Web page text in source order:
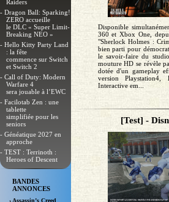
Raiders
- Dragon Ball: Sparking!
ZERO accueille
le DLC « Super Limit-
Breaking NEO »
- Hello Kitty Party Land
: la fête
commence sur Switch
et Switch 2
- Call of Duty: Modern
Warfare 4
sera jouable à l’EWC
- Facilotab Zen : une
tablette
simplifiée pour les
seniors
- Généatique 2027 en
approche
- TEST : Terrinoth :
Heroes of Descent
BANDES
ANNONCES
Disponible
360 et Xbox One,
"Sherlock Holmes :
bien parti pour
le savoir-faire du
mouture HD se révèle
dotée d'un gameplay
version
Interactive em...
[Test] -